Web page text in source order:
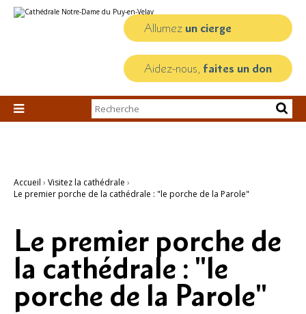
au
personnels
Allumez un cierge
Aidez-nous, faites un don

Chercher par
Recherche
Accueil › Visitez la cathédrale ›
Le premier porche de la cathédrale : "le porche de la Parole"
Le premier porche de
la cathédrale : "le
porche de la Parole"